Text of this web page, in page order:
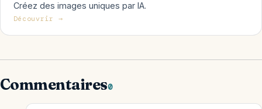
Créez des images uniques par IA.
Découvrir →
Commentaires0